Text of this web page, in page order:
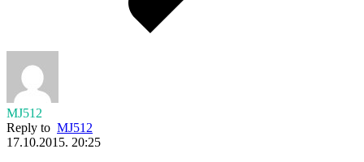
MJ512
Reply to MJ512
17.10.2015. 20:25